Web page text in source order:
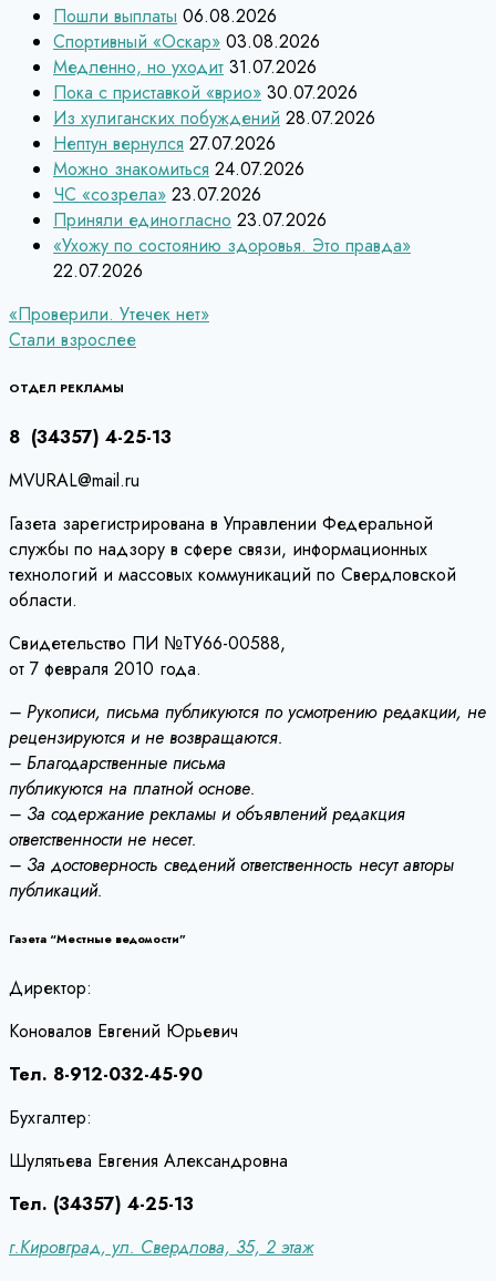
Пошли выплаты 06.08.2026
Спортивный «Оскар» 03.08.2026
Медленно, но уходит 31.07.2026
Пока с приставкой «врио» 30.07.2026
Из хулиганских побуждений 28.07.2026
Нептун вернулся 27.07.2026
Можно знакомиться 24.07.2026
ЧС «созрела» 23.07.2026
Приняли единогласно 23.07.2026
«Ухожу по состоянию здоровья. Это правда»
22.07.2026
Навигация
по
записям
«Проверили. Утечек нет»
Стали взрослее
ОТДЕЛ РЕКЛАМЫ
8 (34357) 4-25-13
MVURAL@mail.ru
Газета зарегистрирована в Управлении Федеральной
службы по надзору в сфере связи, информационных
технологий и массовых коммуникаций по Свердловской
области.
Свидетельство ПИ №ТУ66-00588,
от 7 февраля 2010 года.
– Рукописи, письма публикуются по усмотрению редакции, не
рецензируются и не возвращаются.
– Благодарственные письма
публикуются на платной основе.
– За содержание рекламы и объявлений редакция
ответственности не несет.
– За достоверность сведений ответственность несут авторы
публикаций.
Газета “Местные ведомости”
Директор:
Коновалов Евгений Юрьевич
Тел. 8-912-032-45-90
Бухгалтер:
Шулятьева Евгения Александровна
Тел. (34357) 4-25-13
г.Кировград, ул. Свердлова, 35, 2 этаж